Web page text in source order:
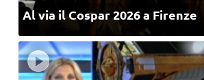
Al via il Cospar 2026 a Firenze